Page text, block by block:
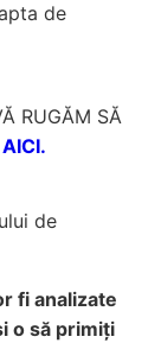
de
RUGĂM SĂ
AICI.
de
fi analizate
o să primiți